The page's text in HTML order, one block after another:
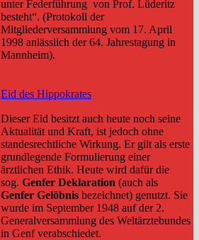
unter Federführung von Prof. Lüderitz
besteht“. (Protokoll der
Mitgliederversammlung vom 17. April
1998 anlässlich der 64. Jahrestagung in
Mannheim).
Eid des Hippokrates
Dieser Eid besitzt auch heute noch seine
Aktualität und Kraft, ist jedoch ohne
standesrechtliche Wirkung. Er gilt als erste
grundlegende Formulierung einer
ärztlichen Ethik. Heute wird dafür die
sog. Genfer Deklaration (auch als
Genfer Gelöbnis bezeichnet) genutzt. Sie
wurde im September 1948 auf der 2.
Generalversammlung des Weltärztebundes
in Genf verabschiedet.